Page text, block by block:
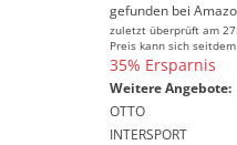
gefunden bei
zuletzt überprüft am
Preis kann sich
35% Ersparnis
Weitere Angebote:
OTTO
INTERSPORT